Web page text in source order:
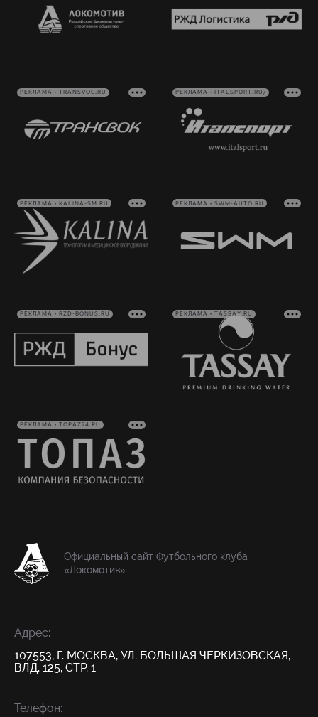
РЕКЛАМА • TRANSVOC.RU РЕКЛАМА • ITALSPORT.RU/
РЕКЛАМА • KALINA-SM.RU РЕКЛАМА • SWM-AUTO.RU
РЕКЛАМА • RZD-BONUS.RU РЕКЛАМА • TASSAY.RU
РЕКЛАМА • TOPAZ24.RU
Официальный сайт Футбольного клуба
«Локомотив»
Адрес:
107553, Г. МОСКВА, УЛ. БОЛЬШАЯ ЧЕРКИЗОВСКАЯ,
ВЛД. 125, СТР. 1
Телефон: